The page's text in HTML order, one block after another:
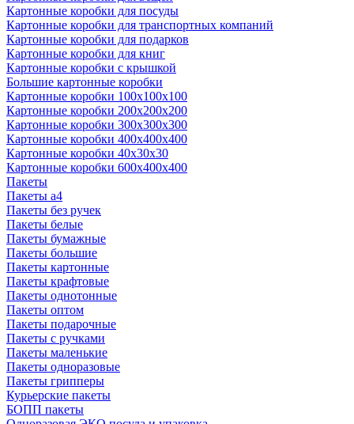
Картонные коробки для посуды
Картонные коробки для транспортных компаний
Картонные коробки для подарков
Картонные коробки для книг
Картонные коробки с крышкой
Большие картонные коробки
Картонные коробки 100x100x100
Картонные коробки 200x200x200
Картонные коробки 300x300x300
Картонные коробки 400x400x400
Картонные коробки 40x30x30
Картонные коробки 600x400x400
Пакеты
Пакеты а4
Пакеты без ручек
Пакеты белые
Пакеты бумажные
Пакеты большие
Пакеты картонные
Пакеты крафтовые
Пакеты однотонные
Пакеты оптом
Пакеты подарочные
Пакеты с ручками
Пакеты маленькие
Пакеты одноразовые
Пакеты грипперы
Курьерские пакеты
БОПП пакеты